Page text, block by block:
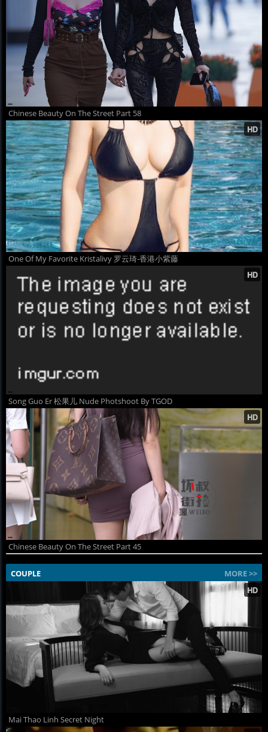
Chinese Beauty On The Street Part 58
One Of My Favorite Kristalivy 罗云琦-香港小紫藤
Song Guo Er 松果儿 Nude Photshoot By TGOD
Chinese Beauty On The Street Part 45
COUPLE MORE >>
Mai Thao Linh Secret Night